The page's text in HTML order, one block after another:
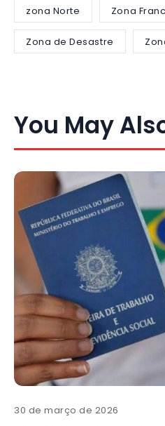
zona Norte Zona
Zona de Desastre
You May
30 de março de 2026